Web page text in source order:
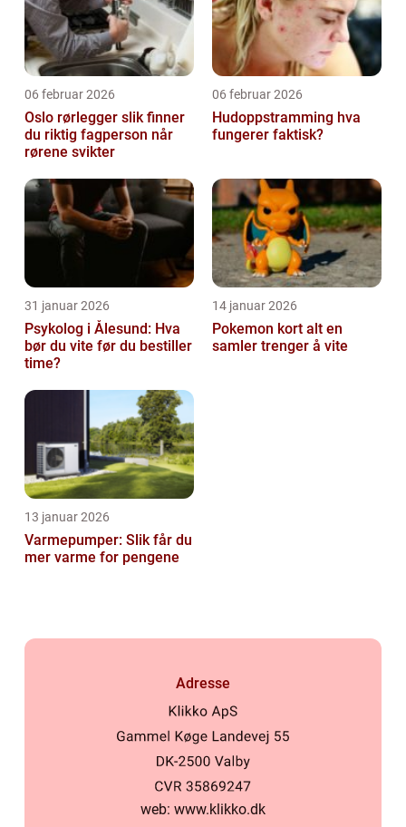
06 februar 2026
Oslo rørlegger slik finner
du riktig fagperson når
rørene svikter
06 februar 2026
Hudoppstramming hva
fungerer faktisk?
31 januar 2026
Psykolog i Ålesund: Hva
bør du vite før du bestiller
time?
14 januar 2026
Pokemon kort alt en
samler trenger å vite
13 januar 2026
Varmepumper: Slik får du
mer varme for pengene
Adresse
web: www.klikko.dk